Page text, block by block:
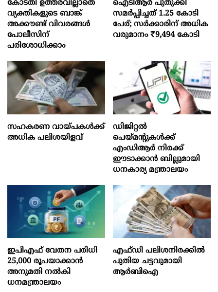
കോടതി ഉത്തരവില്ലാതെ
വ്യക്തികളുടെ ബാങ്ക്
അക്കൗണ്ട് വിവരങ്ങൾ
പോലീസിന്
പരിശോധിക്കാം
ഐടിആര്‍ പുതുക്കി
സമർപ്പിച്ചത് 1.25 കോടി
പേര്; സർക്കാരിന് അധിക
വരുമാനം ₹9,494 കോടി
സഹകരണ വായ്പകള്‍ക്ക്
അധിക പലിശയിളവ്
ഡിജിറ്റൽ
പെയ്മന്റുകൾക്ക്
എംഡിആർ നിരക്ക്
ഈടാക്കാൻ ബില്ലുമായി
ധനകാര്യ മന്ത്രാലയം
ഇപിഎഫ് വേതന പരിധി
25,000 രൂപയാക്കാൻ
അനുമതി നൽകി
ധനമന്ത്രാലയം
എഫ്‍ഡി പലിശനിരക്കിൽ
പുതിയ ചട്ടവുമായി
ആർബിഐ